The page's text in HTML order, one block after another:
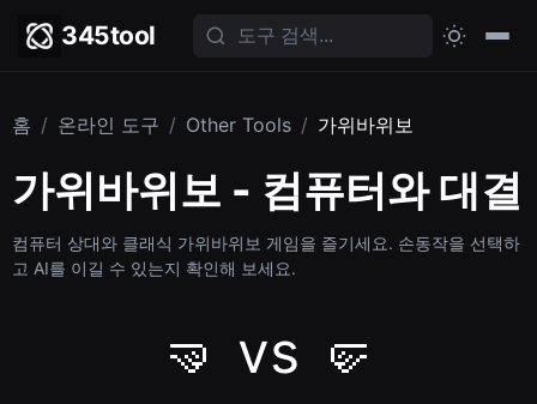
345tool
홈 / 온라인 도구 / Other Tools / 가위바위보
가위바위보 - 컴퓨터와 대결
컴퓨터 상대와 클래식 가위바위보 게임을 즐기세요. 손동작을 선택하
고 AI를 이길 수 있는지 확인해 보세요.
🤜 vs 🤛